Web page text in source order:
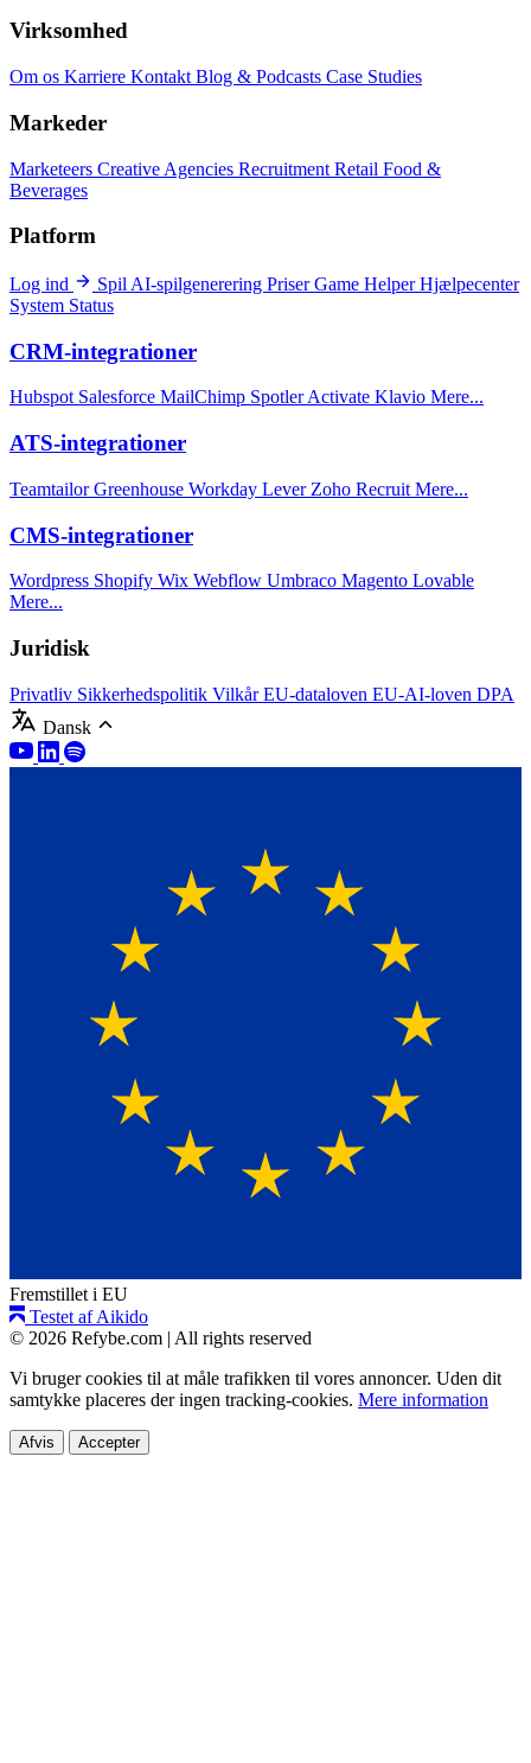
Virksomhed
Om os Karriere Kontakt Blog & Podcasts Case Studies
Markeder
Marketeers Creative Agencies Recruitment Retail Food &
Beverages
Platform
Log ind Spil AI-spilgenerering PriserGame HelperHjælpecenter
System Status
CRM-integrationer
Hubspot Salesforce MailChimp Spotler Activate Klavio Mere...
ATS-integrationer
TeamtailorGreenhouse Workday Lever Zoho Recruit Mere...
CMS-integrationer
Wordpress Shopify Wix Webflow Umbraco Magento Lovable
Mere...
Juridisk
Privatliv Sikkerhedspolitik VilkårEU-dataloven EU-AI-loven DPA
Dansk
Fremstillet i EU
Testet af Aikido
© 2026 Refybe.com | All rights reserved
Vi bruger cookies til at måle trafikken til vores annoncer. Uden dit
samtykke placeres der ingen tracking-cookies. Mere information
Afvis Accepter